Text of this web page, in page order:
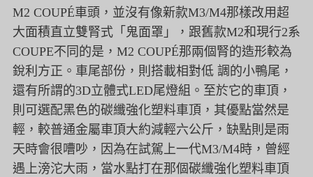
M2 COUPÉ車頭，並沒有像新款M3/M4那樣改用超
大面積直立雙腎式「鬼面罩」，跟舊款M2和現行2系
COUPE不同的是，M2 COUPÉ那兩個腎的造形較為
銳利方正。車尾部份，則搭載相對低 調的小鴨尾，
還有所謂的3D立體式LED尾燈組。至於它的車頂，
則可選配黑色的碳纖強化塑料車頂，其優點當然是
輕，較普通金屬車頂大約減輕六公斤，缺點則是雨
天時會很嘈吵，因為在試駕上一代M3/M4時，曾經
遇上滂沱大雨，當水點打在那個碳纖強化塑料車頂